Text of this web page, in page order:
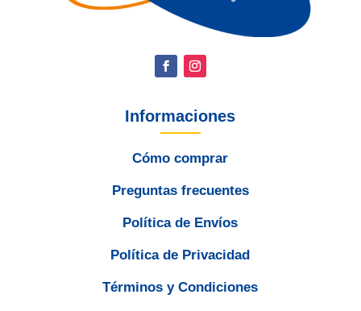
Informaciones
Cómo comprar
Preguntas frecuentes
Política de Envíos
Política de Privacidad
Términos y Condiciones